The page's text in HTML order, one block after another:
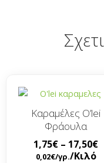
Καραμέλες O’lei
Φράουλα
1,75€ – 17,50€
0,02€/γρ./Κιλό